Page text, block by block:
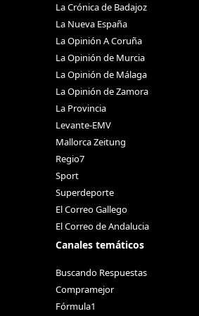
La Crónica de Badajoz
La Nueva España
La Opinión A Coruña
La Opinión de Murcia
La Opinión de Málaga
La Opinión de Zamora
La Provincia
Levante-EMV
Mallorca Zeitung
Regio7
Sport
Superdeporte
El Correo Gallego
El Correo de Andalucia
Canales temáticos
Buscando Respuestas
Compramejor
Fórmula1